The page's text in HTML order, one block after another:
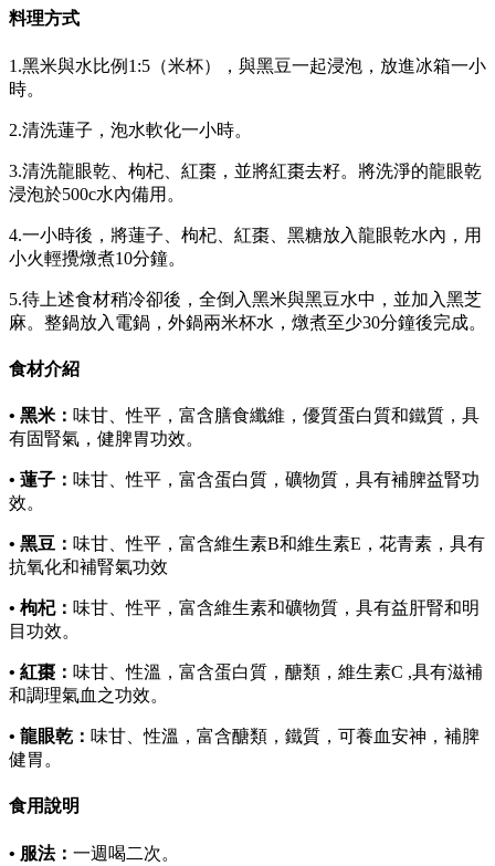
料理方式
1.黑米與水比例1:5（米杯），與黑豆一起浸泡，放進冰箱一小
時。
2.清洗蓮子，泡水軟化一小時。
3.清洗龍眼乾、枸杞、紅棗，並將紅棗去籽。將洗淨的龍眼乾
浸泡於500c水內備用。
4.一小時後，將蓮子、枸杞、紅棗、黑糖放入龍眼乾水內，用
小火輕攪燉煮10分鐘。
5.待上述食材稍冷卻後，全倒入黑米與黑豆水中，並加入黑芝
麻。整鍋放入電鍋，外鍋兩米杯水，燉煮至少30分鐘後完成。
食材介紹
• 黑米： 味甘、性平，富含膳食纖維，優質蛋白質和鐵質，具
有固腎氣，健脾胃功效。
• 蓮子： 味甘、性平，富含蛋白質，礦物質，具有補脾益腎功
效。
• 黑豆： 味甘、性平，富含維生素B和維生素E，花青素，具有
抗氧化和補腎氣功效
• 枸杞： 味甘、性平，富含維生素和礦物質，具有益肝腎和明
目功效。
• 紅棗： 味甘、性溫，富含蛋白質，醣類，維生素C ,具有滋補
和調理氣血之功效。
• 龍眼乾： 味甘、性溫，富含醣類，鐵質，可養血安神，補脾
健胃。
食用說明
• 服法： 一週喝二次。